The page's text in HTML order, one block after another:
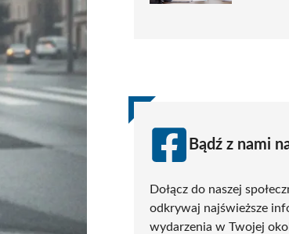
Bądź z nami
Dołącz do naszej
odkrywaj najświeższe
wydarzenia w Twojej